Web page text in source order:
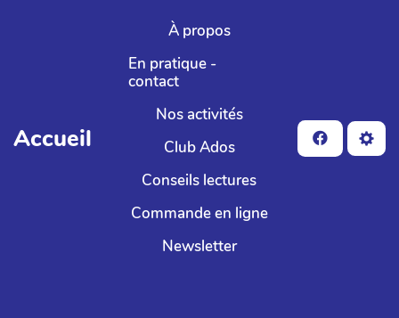
Aller au contenu principal
Accueil
À propos
En pratique -
contact
Nos activités
Club Ados
Conseils lectures
Commande en ligne
Newsletter